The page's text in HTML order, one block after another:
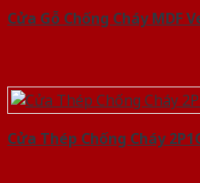
Cửa Gỗ Chống Cháy MDF
Cửa Thép Chống Cháy